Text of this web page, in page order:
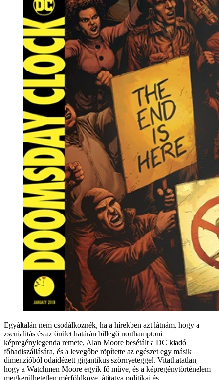
Egyáltalán nem csodálkoznék, ha a hírekben azt látnám, hogy a
zsenialitás és az őrület határán billegő northamptoni
képregénylegenda remete, Alan Moore besétált a DC kiadó
főhadiszállására, és a levegőbe röpítette az egészet egy másik
dimenzióból odaidézett gigantikus szörnyeteggel. Vitathatatlan,
hogy a Watchmen Moore egyik fő műve, és a képregénytörténelem
megkerülhetetlen mérföldköve, átitatva politikai és